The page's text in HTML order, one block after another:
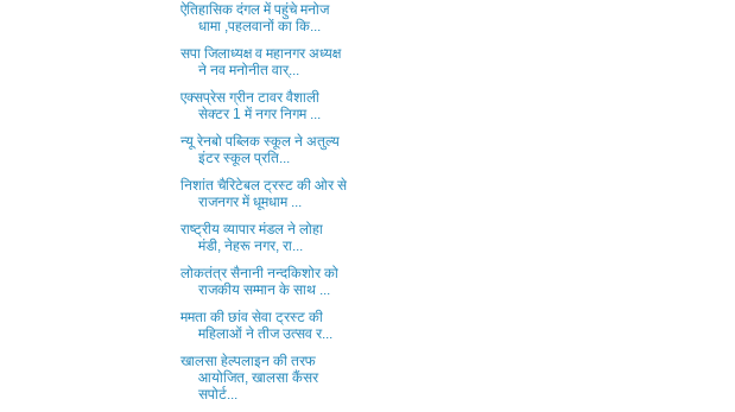
ऐतिहासिक दंगल में पहुंचे मनोज
धामा ,पहलवानों का कि...
सपा जिलाध्यक्ष व महानगर अध्यक्ष
ने नव मनोनीत वार्...
एक्सप्रेस ग्रीन टावर वैशाली
सेक्टर 1 में नगर निगम ...
न्यू रेनबो पब्लिक स्कूल ने अतुल्य
इंटर स्कूल प्रति...
निशांत चैरिटेबल ट्रस्ट की ओर से
राजनगर में धूमधाम ...
राष्ट्रीय व्यापार मंडल ने लोहा
मंडी, नेहरू नगर, रा...
लोकतंत्र सैनानी नन्दकिशोर को
राजकीय सम्मान के साथ ...
ममता की छांव सेवा ट्रस्ट की
महिलाओं ने तीज उत्सव र...
खालसा हेल्पलाइन की तरफ
आयोजित, खालसा कैंसर
सपोर्ट...